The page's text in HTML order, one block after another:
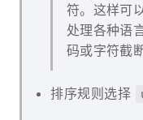
符。这样可
处理各种语
码或字符截
排序规则选择